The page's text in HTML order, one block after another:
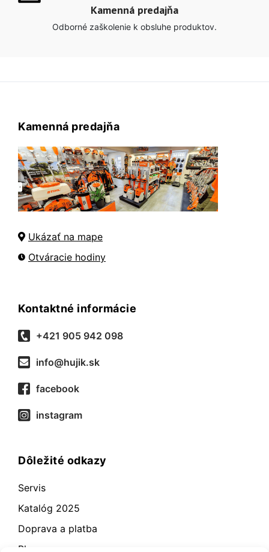
Kamenná predajňa
Odborné zaškolenie k obsluhe produktov.
Kamenná predajňa
Ukázať na mape
Otváracie hodiny
Kontaktné informácie
+421 905 942 098
info@hujik.sk
facebook
instagram
Dôležité odkazy
Servis
Katalóg 2025
Doprava a platba
Blog